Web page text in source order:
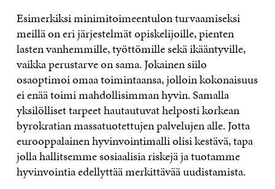
Esimerkiksi minimitoimeentulon turvaamiseksi
meillä on eri järjestelmät opiskelijoille, pienten
lasten vanhemmille, työttömille sekä ikääntyville,
vaikka perustarve on sama. Jokainen siilo
osaoptimoi omaa toimintaansa, jolloin kokonaisuus
ei enää toimi mahdollisimman hyvin. Samalla
yksilölliset tarpeet hautautuvat helposti korkean
byrokratian massatuotettujen palvelujen alle. Jotta
eurooppalainen hyvinvointimalli olisi kestävä, tapa
jolla hallitsemme sosiaalisia riskejä ja tuotamme
hyvinvointia edellyttää merkittävää uudistamista.